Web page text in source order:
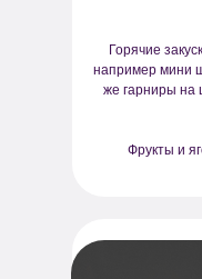
Горячие
например мини
же гарниры на
Фрукты и